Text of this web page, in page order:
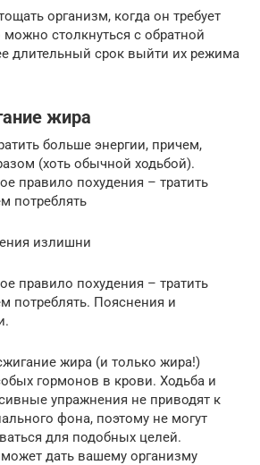
организм, когда он требует
столкнуться с обратной
длительный срок выйти их режима
жира
больше энергии, причем,
(хоть обычной ходьбой).
правило похудения – тратить
потреблять
излишни
правило похудения – тратить
потреблять. Пояснения и
жира (и только жира!)
гормонов в крови. Ходьба и
упражнения не приводят к
фона, поэтому не могут
для подобных целей.
дать вашему организму